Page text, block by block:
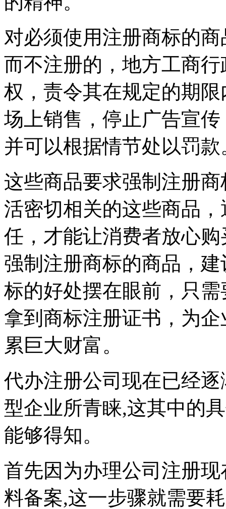
对必须使用注册商标的
而不注册的，地方工商
权，责令其在规定的期
场上销售，停止广告宣
并可以根据情节处以罚款
这些商品要求强制注册
活密切相关的这些商品
任，才能让消费者放心
强制注册商标的商品，
标的好处摆在眼前，只
拿到商标注册证书，为
累巨大财富。
代办注册公司现在已经
型企业所青睐,这其中的
能够得知。
首先因为办理公司注册
料备案,这一步骤就需要